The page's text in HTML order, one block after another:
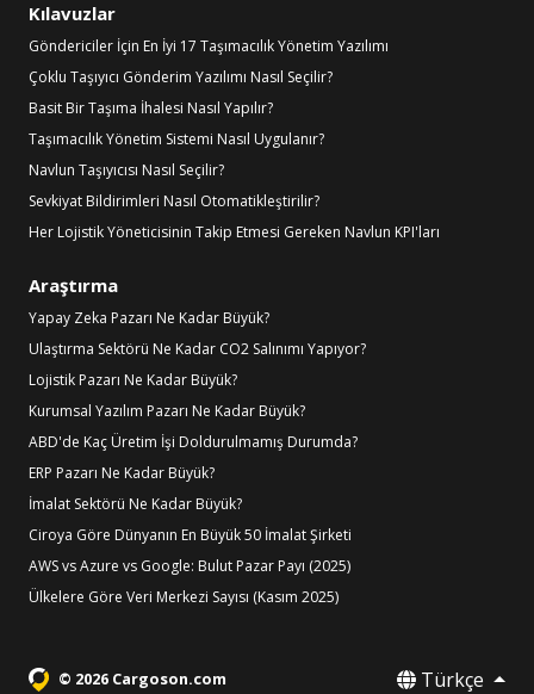
Kılavuzlar
Göndericiler İçin En İyi 17 Taşımacılık Yönetim Yazılımı
Çoklu Taşıyıcı Gönderim Yazılımı Nasıl Seçilir?
Basit Bir Taşıma İhalesi Nasıl Yapılır?
Taşımacılık Yönetim Sistemi Nasıl Uygulanır?
Navlun Taşıyıcısı Nasıl Seçilir?
Sevkiyat Bildirimleri Nasıl Otomatikleştirilir?
Her Lojistik Yöneticisinin Takip Etmesi Gereken Navlun KPI'ları
Araştırma
Yapay Zeka Pazarı Ne Kadar Büyük?
Ulaştırma Sektörü Ne Kadar CO2 Salınımı Yapıyor?
Lojistik Pazarı Ne Kadar Büyük?
Kurumsal Yazılım Pazarı Ne Kadar Büyük?
ABD'de Kaç Üretim İşi Doldurulmamış Durumda?
ERP Pazarı Ne Kadar Büyük?
İmalat Sektörü Ne Kadar Büyük?
Ciroya Göre Dünyanın En Büyük 50 İmalat Şirketi
AWS vs Azure vs Google: Bulut Pazar Payı (2025)
Ülkelere Göre Veri Merkezi Sayısı (Kasım 2025)
© 2026 Cargoson.com Türkçe